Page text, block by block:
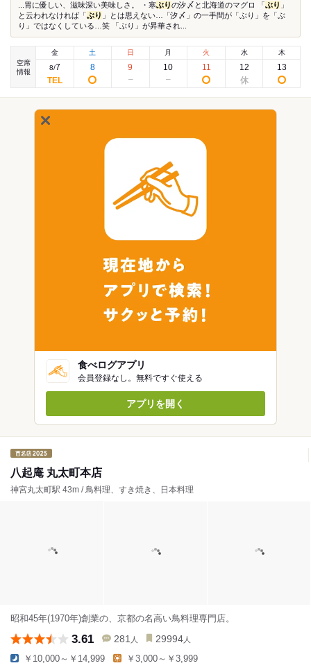
...胃に優しい、滋味深い美味しさ。 ・寒ぶりの汐〆と北海道のマグロ 「ぶり 」
と云われなければ「ぶり 」とは思えない…「汐〆」の一手間が「ぶり」を「ぶ
り」ではなくしている…笑 「ぶり」が昇華され...
空席
情報
金
8/7
土
8
日
9
月
10
火
11
水
12
木
13
食べログアプリ
会員登録なし。無料ですぐ使える
アプリを開く
八起庵 丸太町本店
神宮丸太町駅 43m / 鳥料理、すき焼き、日本料理
昭和45年(1970年)創業の、京都の名高い鳥料理専門店。
3.61 281 人 29994 人
￥10,000～￥14,999 ￥3,000～￥3,999